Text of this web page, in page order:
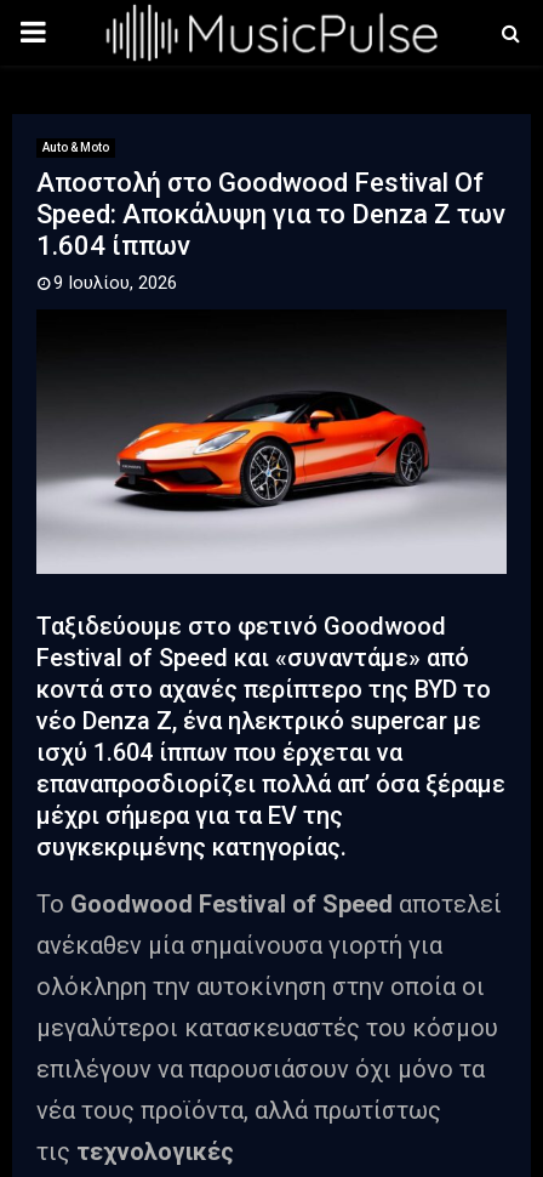
PRIMARY
Auto & Moto
Αποστολή στο Goodwood Festival Of
Speed: Αποκάλυψη για το Denza Z των
1.604 ίππων
9 Ιουλίου, 2026
Ταξιδεύουμε στο φετινό Goodwood
Festival of Speed και «συναντάμε» από
κοντά στο αχανές περίπτερο της BYD το
νέο Denza Z, ένα ηλεκτρικό supercar με
ισχύ 1.604 ίππων που έρχεται να
επαναπροσδιορίζει πολλά απ’ όσα ξέραμε
μέχρι σήμερα για τα EV της
συγκεκριμένης κατηγορίας.
Το Goodwood Festival of Speed αποτελεί
ανέκαθεν μία σημαίνουσα γιορτή για
ολόκληρη την αυτοκίνηση στην οποία οι
μεγαλύτεροι κατασκευαστές του κόσμου
επιλέγουν να παρουσιάσουν όχι μόνο τα
νέα τους προϊόντα, αλλά πρωτίστως
τις τεχνολογικές